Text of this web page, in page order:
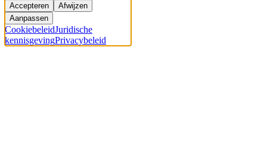
Accepteren
Afwijzen
Aanpassen
CookiebeleidJuridische
kennisgevingPrivacybeleid